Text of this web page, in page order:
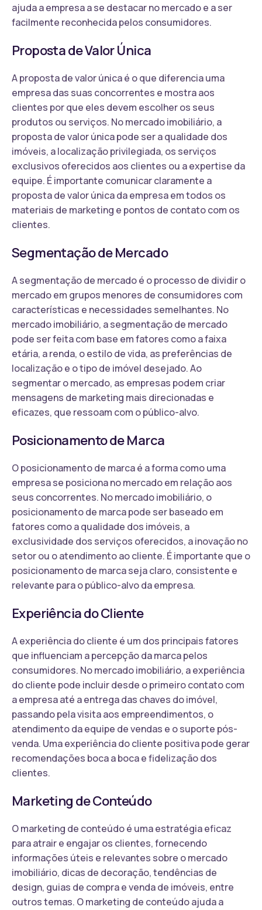
ajuda a empresa a se destacar no mercado e a ser
facilmente reconhecida pelos consumidores.
Proposta de Valor Única
A proposta de valor única é o que diferencia uma
empresa das suas concorrentes e mostra aos
clientes por que eles devem escolher os seus
produtos ou serviços. No mercado imobiliário, a
proposta de valor única pode ser a qualidade dos
imóveis, a localização privilegiada, os serviços
exclusivos oferecidos aos clientes ou a expertise da
equipe. É importante comunicar claramente a
proposta de valor única da empresa em todos os
materiais de marketing e pontos de contato com os
clientes.
Segmentação de Mercado
A segmentação de mercado é o processo de dividir o
mercado em grupos menores de consumidores com
características e necessidades semelhantes. No
mercado imobiliário, a segmentação de mercado
pode ser feita com base em fatores como a faixa
etária, a renda, o estilo de vida, as preferências de
localização e o tipo de imóvel desejado. Ao
segmentar o mercado, as empresas podem criar
mensagens de marketing mais direcionadas e
eficazes, que ressoam com o público-alvo.
Posicionamento de Marca
O posicionamento de marca é a forma como uma
empresa se posiciona no mercado em relação aos
seus concorrentes. No mercado imobiliário, o
posicionamento de marca pode ser baseado em
fatores como a qualidade dos imóveis, a
exclusividade dos serviços oferecidos, a inovação no
setor ou o atendimento ao cliente. É importante que o
posicionamento de marca seja claro, consistente e
relevante para o público-alvo da empresa.
Experiência do Cliente
A experiência do cliente é um dos principais fatores
que influenciam a percepção da marca pelos
consumidores. No mercado imobiliário, a experiência
do cliente pode incluir desde o primeiro contato com
a empresa até a entrega das chaves do imóvel,
passando pela visita aos empreendimentos, o
atendimento da equipe de vendas e o suporte pós-
venda. Uma experiência do cliente positiva pode gerar
recomendações boca a boca e fidelização dos
clientes.
Marketing de Conteúdo
O marketing de conteúdo é uma estratégia eficaz
para atrair e engajar os clientes, fornecendo
informações úteis e relevantes sobre o mercado
imobiliário, dicas de decoração, tendências de
design, guias de compra e venda de imóveis, entre
outros temas. O marketing de conteúdo ajuda a